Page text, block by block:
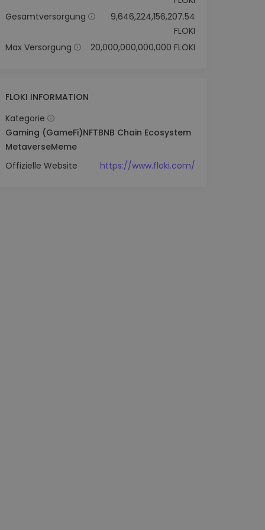
Gesamtversorgung
9,646,224,156,207.54
FLOKI
Max Versorgung
20,000,000,000,000 FLOKI
FLOKI INFORMATION
Kategorie
Gaming (GameFi)NFTBNB Chain Ecosystem
MetaverseMeme
Offizielle Website
https://www.floki.com/